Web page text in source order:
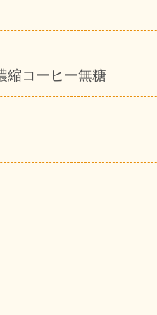
縮コーヒー無糖